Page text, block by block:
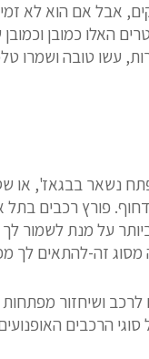
אבל אם הוא לא
האלו כמובן
עשו טובה ושמרו
בבגאז', או
פורץ רכבים
על מנת לשמור
מסוג זה-להתאים
ושיחזור מפתחות
הרכבים